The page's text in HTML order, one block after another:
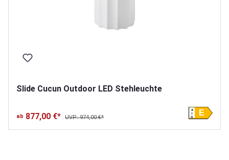
Slide Cucun Outdoor LED Stehleuchte
ab 877,00 €* UVP: 974,00 €*
E
A
G